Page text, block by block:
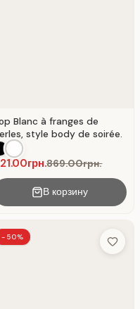
Blanc à franges de
style body de soirée.
869.00грн.
В корзину
List
-50%
Add to